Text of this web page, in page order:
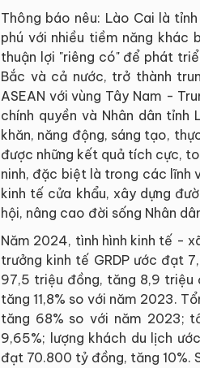
Thông báo nêu: Lào Cai là
phú với nhiều tiềm năng
thuận lợi "riêng có" để phát
Bắc và cả nước, trở thành
ASEAN với vùng Tây Nam -
chính quyền và Nhân dân
khăn, năng động, sáng tạo,
được những kết quả tích cực,
ninh, đặc biệt là trong các lĩnh
kinh tế cửa khẩu, xây dựng
hội, nâng cao đời sống Nhân
Năm 2024, tình hình kinh tế -
trưởng kinh tế GRDP ước đạt
97,5 triệu đồng, tăng 8,9
tăng 11,8% so với năm 2023.
tăng 68% so với năm 2023;
9,65%; lượng khách du lịch
đạt 70.800 tỷ đồng, tăng 10%.